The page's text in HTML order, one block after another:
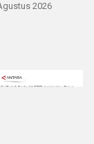
2026